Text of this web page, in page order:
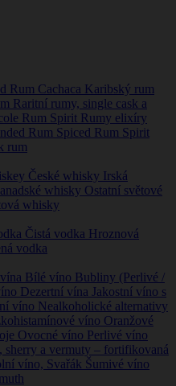
Rum Cachaca Karibský rum
Raritní rumy, single cask a
Rum Spirit Rumy elixíry
Rum Spiced Rum Spirit
rum
České whisky Irská
whisky Ostatní světové
whisky
Čistá vodka Hroznová
vodka
Bílé víno Bubliny (Perlivé /
Dezertní vína Jakostní víno s
víno Nealkoholické alternativy
víno Oranžové
Ovocné víno Perlivé víno
sherry a vermuty – fortifikovaná
víno, Svařák Šumivé víno